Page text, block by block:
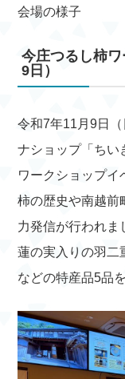
会場の様子
今庄つるし柿
9日）
令和7年11月9日
ナショップ「ちい
ワークショップイ
柿の歴史や南越前
力発信が行われま
蓮の実入りの羽二
などの特産品5品